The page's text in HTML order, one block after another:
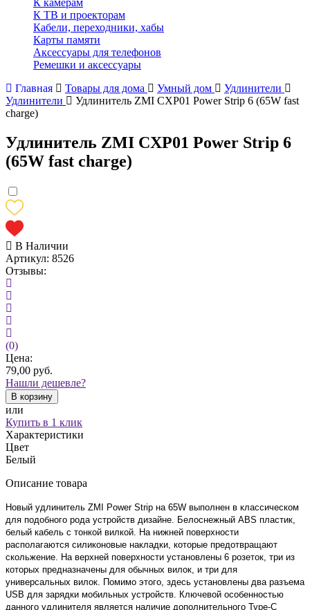
К камерам
К ТВ и проекторам
Кабели, переходники, хабы
Карты памяти
Аксессуары для телефонов
Ремешки и аксессуары
Главная
Товары для дома Умный дом
Удлинители
Удлинители
Удлинитель ZMI CXP01 Power Strip 6 (65W fast
charge)
Удлинитель ZMI CXP01 Power Strip 6
(65W fast charge)
В Наличии
Артикул: 8526
Отзывы:
(0)
Цена:
79,00 руб.
Нашли дешевле?
В корзину
или
Купить в 1 клик
Характеристики
Цвет
Белый
Описание товара
Новый удлинитель ZMI Power Strip на 65W выполнен в классическом
для подобного рода устройств дизайне. Белоснежный ABS пластик,
белый кабель с тонкой вилкой. На нижней поверхности
располагаются силиконовые накладки, которые предотвращают
скольжение. На верхней поверхности установлены 6 розеток, три из
которых предназначены для обычных вилок, и три для
универсальных вилок. Помимо этого, здесь установлены два разъема
USB для зарядки мобильных устройств. Ключевой особенностью
данного удлинителя является наличие дополнительного Type-C